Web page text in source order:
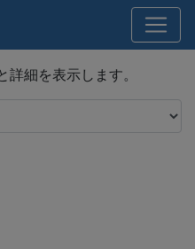
細を表示します。